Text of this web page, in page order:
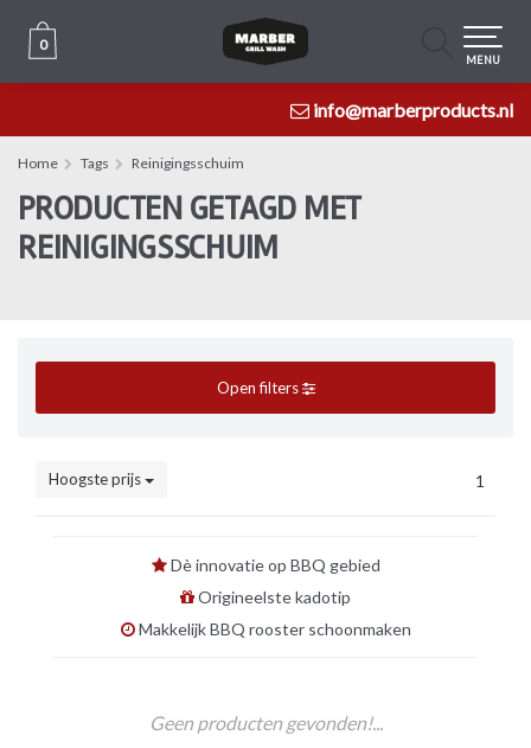
info@marberproducts.nl
0
0
MENU
Home Tags Reinigingsschuim
PRODUCTEN GETAGD MET
REINIGINGSSCHUIM
Open filters
Hoogste prijs 1
Dè innovatie op BBQ gebied
Origineelste kadotip
Makkelijk BBQ rooster schoonmaken
Geen producten gevonden!...